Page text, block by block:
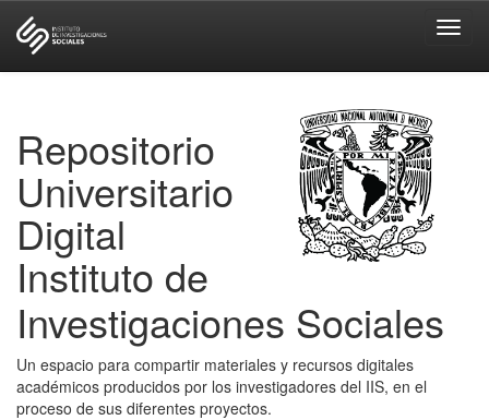
Repositorio
Universitario
Digital
Instituto de
Investigaciones Sociales
Un espacio para compartir materiales y recursos digitales
académicos producidos por los investigadores del IIS, en el
proceso de sus diferentes proyectos.